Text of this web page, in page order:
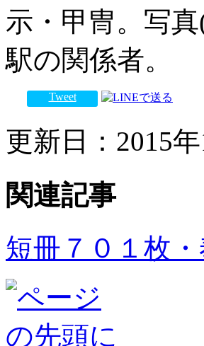
示・甲冑。写
駅の関係者。
Tweet
更新日：2015
関連記事
短冊７０１枚